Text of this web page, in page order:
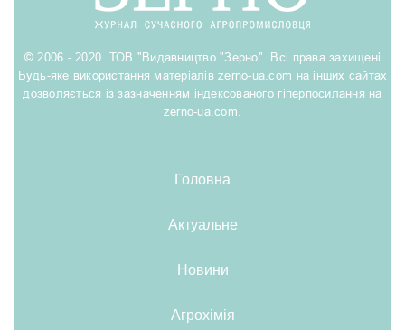
© 2006 - 2020. ТОВ "Видавництво "Зерно". Всі права захищені
Будь-яке використання матеріалів zerno-ua.com на інших сайтах
дозволяється із зазначенням індексованого гіперпосилання на
zerno-ua.com.
Головна
Актуальне
Новини
Агрохімія